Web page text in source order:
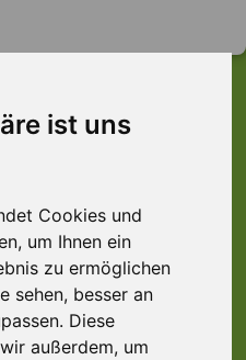
ist uns
Cookies und
um Ihnen ein
zu ermöglichen
sehen, besser an
Diese
außerdem, um
leider
...
etwas dabei: